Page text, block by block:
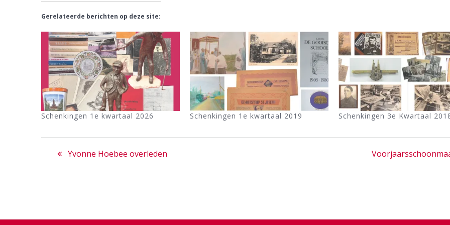
Gerelateerde berichten op deze site:
Schenkingen 1e kwartaal 2026 Schenkingen 1e kwartaal 2019 Schenkingen 3e Kwartaal
Bericht
navigatie
Previous
Yvonne Hoebee overleden
Next